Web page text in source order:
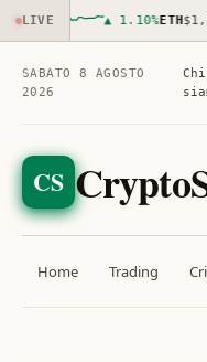
LIVE ▲ 1.10 %ETH
SABATO 8 AGOSTO
2026
Chi
CS
Home Trading